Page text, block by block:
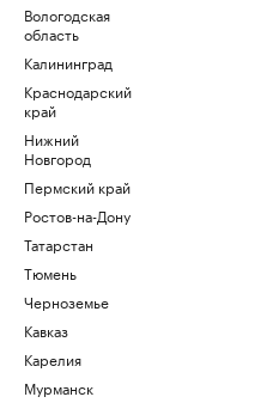
Вологодская
область
Калининград
Краснодарский
край
Нижний
Новгород
Пермский край
Ростов-на-Дону
Татарстан
Тюмень
Черноземье
Кавказ
Карелия
Мурманск